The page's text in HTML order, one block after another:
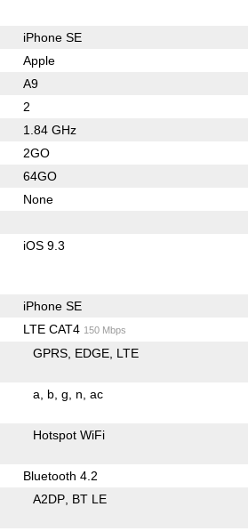
iPhone SE
Apple
A9
2
1.84 GHz
2GO
64GO
None
iOS 9.3
iPhone SE
LTE CAT4 150 Mbps
GPRS EDGE LTE
a b g n ac
Hotspot WiFi
Bluetooth 4.2
A2DP BT LE